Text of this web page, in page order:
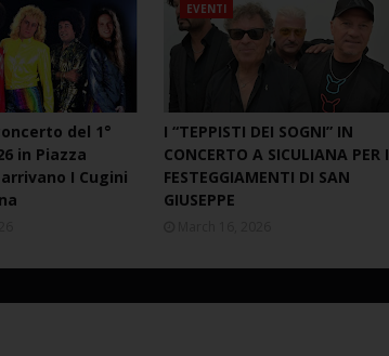
del 1°
in Piazza
I Cugini
EVENTI
I “TEPPISTI DEI SOGNI” IN
CONCERTO A SICULIANA PER I
FESTEGGIAMENTI DI SAN
GIUSEPPE